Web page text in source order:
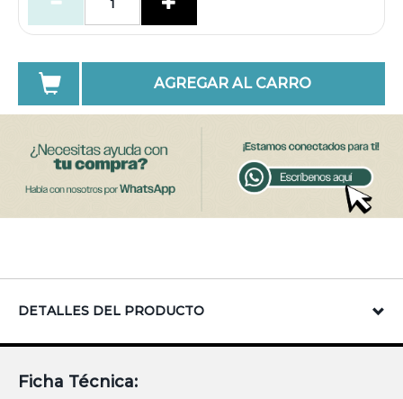
AGREGAR AL CARRO
DETALLES DEL PRODUCTO
Ficha Técnica: